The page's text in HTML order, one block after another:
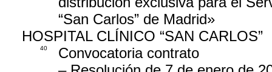
“San Carlos” de Madrid»
HOSPITAL CLÍNICO “SAN CARLOS”
40
Convocatoria contrato